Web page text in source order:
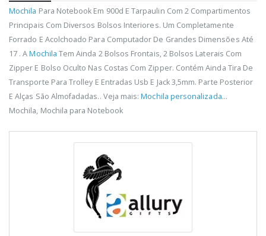
Mochila Para Notebook Em 900d E Tarpaulin Com 2 Compartimentos
Principais Com Diversos Bolsos Interiores. Um Completamente
Forrado E Acolchoado Para Computador De Grandes Dimensões Até
17 . AMochila Tem Ainda 2 Bolsos Frontais, 2 Bolsos Laterais Com
Zipper E Bolso Oculto Nas Costas Com Zipper. Contém Ainda Tira De
Transporte Para Trolley E Entradas Usb E Jack 3,5mm. Parte Posterior
E Alças São Almofadadas.. Veja mais:Mochila personalizada...
Mochila, Mochila para Notebook